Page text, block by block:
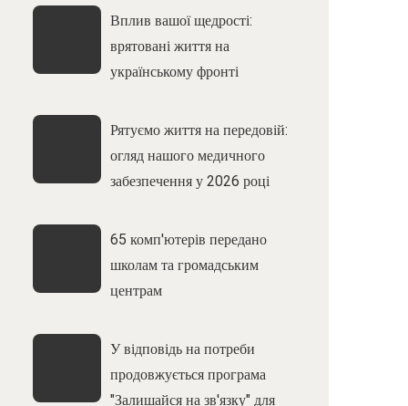
Вплив вашої щедрості:
врятовані життя на
українському фронті
Рятуємо життя на передовій:
огляд нашого медичного
забезпечення у 2026 році
65 комп'ютерів передано
школам та громадським
центрам
У відповідь на потреби
продовжується програма
"Залишайся на зв'язку" для